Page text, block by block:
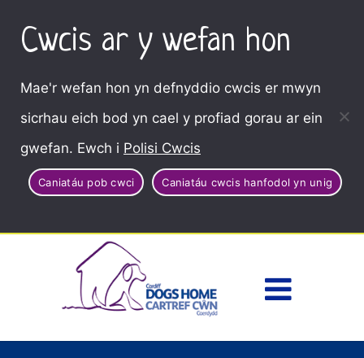
Cwcis ar y wefan hon
Mae'r wefan hon yn defnyddio cwcis er mwyn
sicrhau eich bod yn cael y profiad gorau ar ein
gwefan. Ewch i Polisi Cwcis
Caniatáu pob cwci Caniatáu cwcis hanfodol yn unig